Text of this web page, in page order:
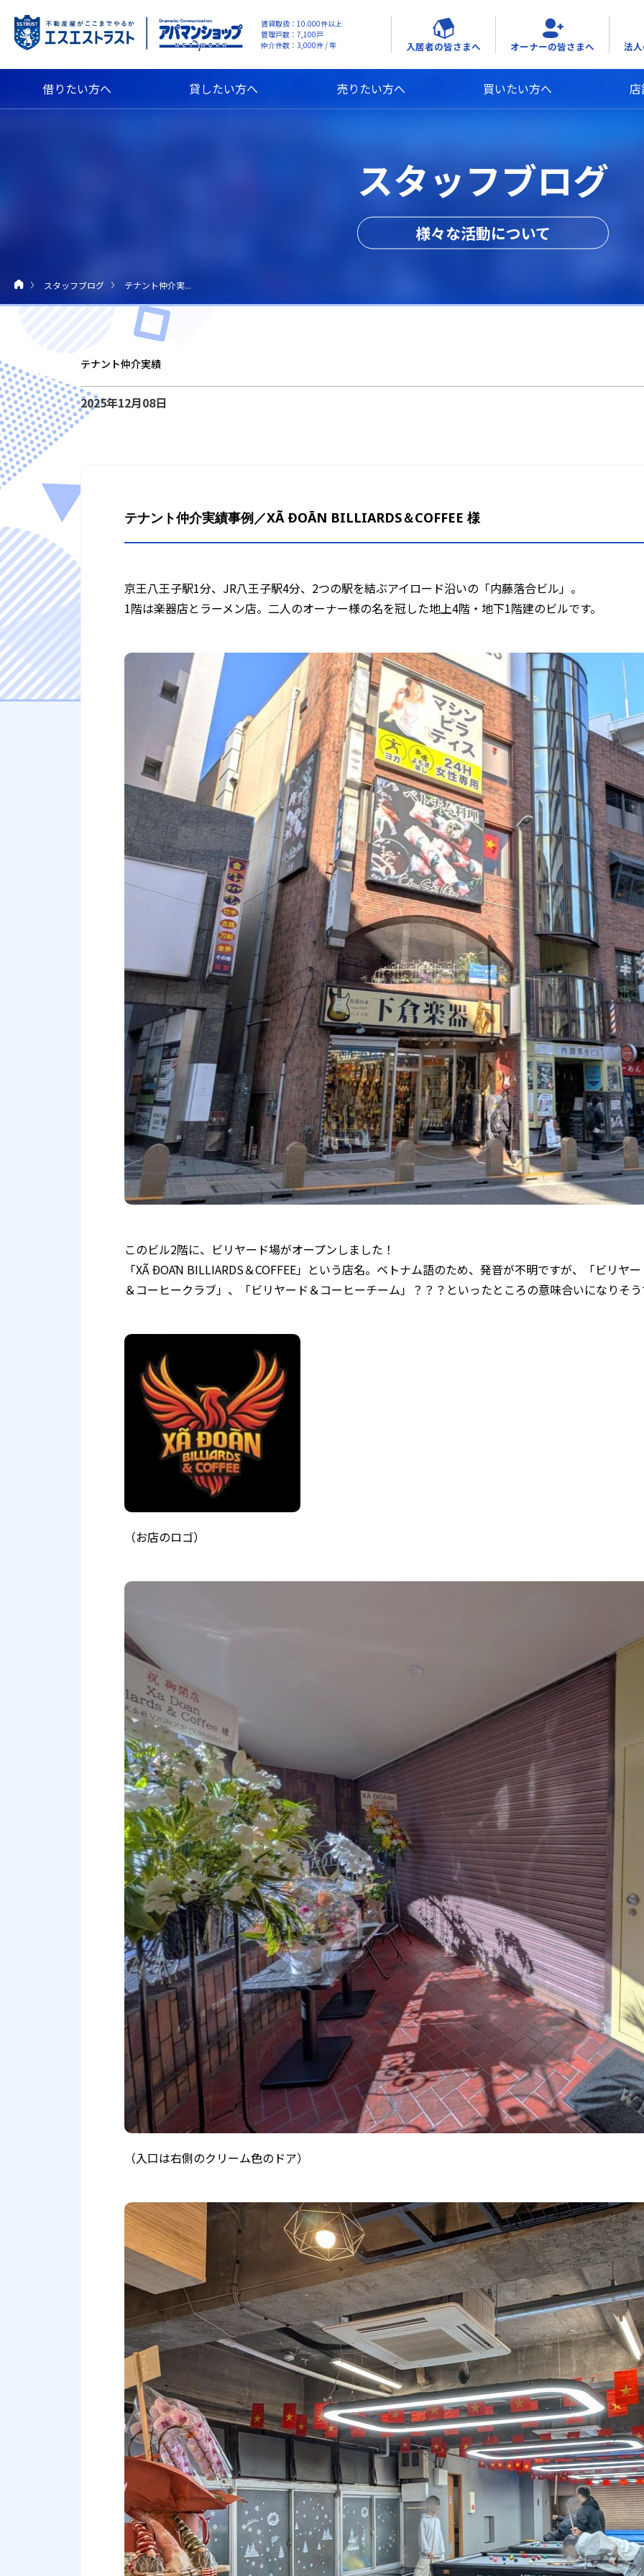
賃貸取扱：10.000件以上
管理戸数：7,100戸
仲介件数：3,000件 / 年
入居者の皆さまへ オーナーの皆さまへ 法
借りたい方へ 貸したい方へ 売りたい方へ 買いたい方へ
スタッフブログ
様々な活動について
スタッフブログ テナント仲介実...
テナント仲介実績
2025年12月08日
テナント仲介実績事例／XÃ ÐOĀN BILLIARDS＆COFFEE 様
京王八王子駅1分、JR八王子駅4分、2つの駅を結ぶアイロード沿いの「内藤落合ビル」。
1階は楽器店とラーメン店。二人のオーナー様の名を冠した地上4階・地下1階建のビルです。
このビル2階に、ビリヤード場がオープンしました！
「XÃ ÐOĀN BILLIARDS＆COFFEE」という店名。ベトナム語のため、発音が不明ですが、「ビリヤ
＆コーヒークラブ」、「ビリヤード＆コーヒーチーム」？？？といったところの意味合いになりそ
（お店のロゴ）
（入口は右側のクリーム色のドア）